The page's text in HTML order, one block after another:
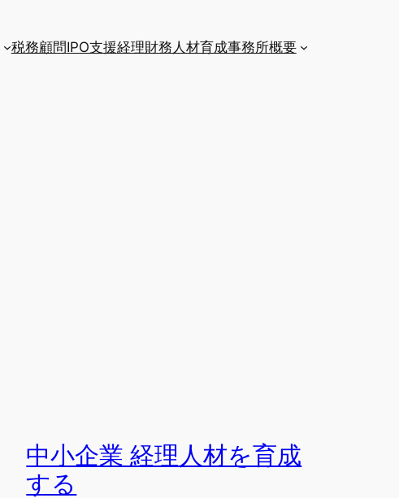
税務顧問IPO支援経理財務人材育成事務所概要
中小企業 経理人材を育成
する